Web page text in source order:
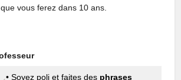
vous ferez dans 10 ans.
• Soyez poli et faites des phrases